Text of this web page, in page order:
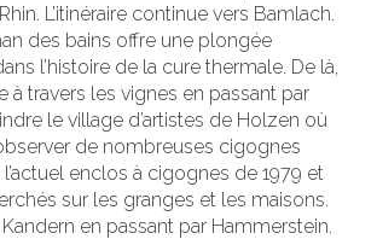
L’itinéraire continue vers Bamlach.
des bains offre une plongée
l’histoire de la cure thermale. De là,
à travers les vignes en passant par
le village d’artistes de Holzen où
de nombreuses cigognes
enclos à cigognes de 1979 et
sur les granges et les maisons.
en passant par Hammerstein.